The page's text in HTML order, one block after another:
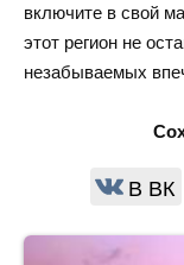
включите в свой
этот регион не
незабываемых
В ВК